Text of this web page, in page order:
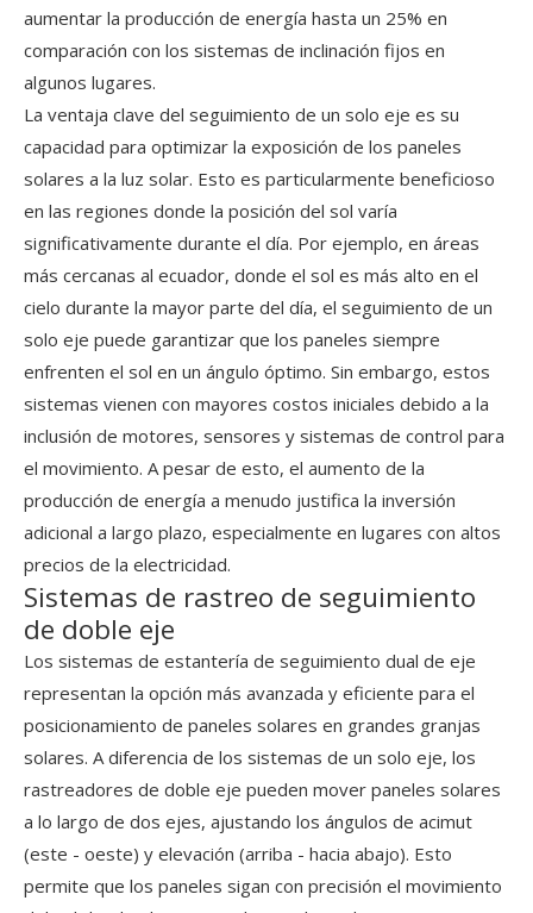
aumentar la producción de energía hasta un 25% en
comparación con los sistemas de inclinación fijos en
algunos lugares.
La ventaja clave del seguimiento de un solo eje es su
capacidad para optimizar la exposición de los paneles
solares a la luz solar. Esto es particularmente beneficioso
en las regiones donde la posición del sol varía
significativamente durante el día. Por ejemplo, en áreas
más cercanas al ecuador, donde el sol es más alto en el
cielo durante la mayor parte del día, el seguimiento de un
solo eje puede garantizar que los paneles siempre
enfrenten el sol en un ángulo óptimo. Sin embargo, estos
sistemas vienen con mayores costos iniciales debido a la
inclusión de motores, sensores y sistemas de control para
el movimiento. A pesar de esto, el aumento de la
producción de energía a menudo justifica la inversión
adicional a largo plazo, especialmente en lugares con altos
precios de la electricidad.
Sistemas de rastreo de seguimiento
de doble eje
Los sistemas de estantería de seguimiento dual de eje
representan la opción más avanzada y eficiente para el
posicionamiento de paneles solares en grandes granjas
solares. A diferencia de los sistemas de un solo eje, los
rastreadores de doble eje pueden mover paneles solares
a lo largo de dos ejes, ajustando los ángulos de acimut
(este - oeste) y elevación (arriba - hacia abajo). Esto
permite que los paneles sigan con precisión el movimiento